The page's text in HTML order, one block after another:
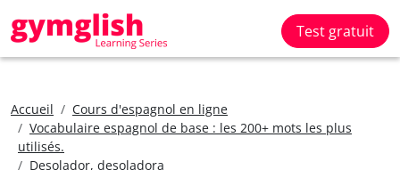
Test gratuit
Accueil
Cours d'espagnol en ligne
Vocabulaire espagnol de base : les 200+ mots les plus
utilisés.
Desolador, desoladora